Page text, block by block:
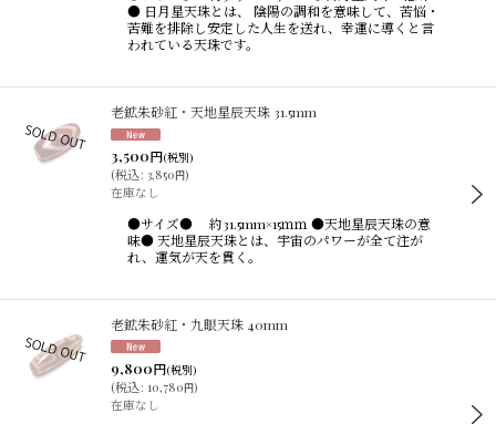
● 日月星天珠とは、 陰陽の調和を意味して、苦悩・
苦難を排除し安定した人生を送れ、幸運に導くと言
われている天珠です。
老鉱朱砂紅・天地星辰天珠 31.5mm
3,500円(税別)
(税込: 3,850円)
在庫なし
●サイズ● 約31.5mm×15ｍｍ ●天地星辰天珠の意
味● 天地星辰天珠とは、宇宙のパワーが全て注が
れ、運気が天を貫く。
老鉱朱砂紅・九眼天珠 40mm
9,800円(税別)
(税込: 10,780円)
在庫なし